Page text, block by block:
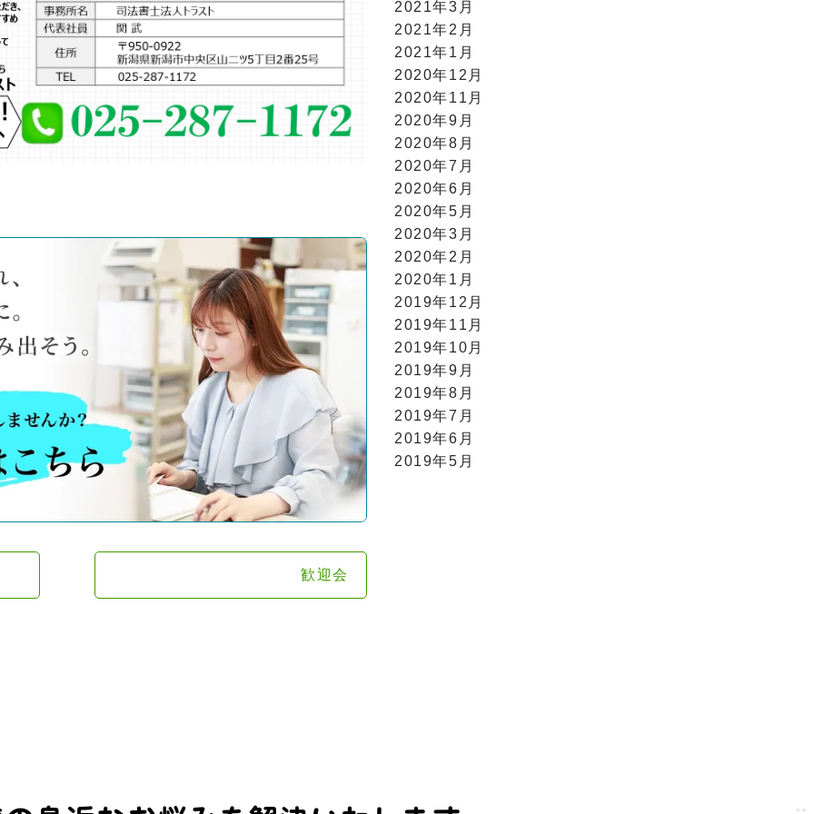
歓迎会
2021年3月
2021年2月
2021年1月
2020年12月
2020年11月
2020年9月
2020年8月
2020年7月
2020年6月
2020年5月
2020年3月
2020年2月
2020年1月
2019年12月
2019年11月
2019年10月
2019年9月
2019年8月
2019年7月
2019年6月
2019年5月